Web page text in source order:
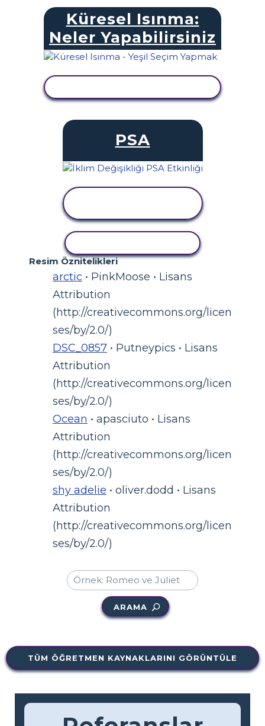
Küresel Isınma:
Neler Yapabilirsiniz
PSA
Resim Öznitelikleri
arctic • PinkMoose • Lisans
Attribution
(http://creativecommons.org/licen
ses/by/2.0/)
DSC_0857 • Putneypics • Lisans
Attribution
(http://creativecommons.org/licen
ses/by/2.0/)
Ocean • apasciuto • Lisans
Attribution
(http://creativecommons.org/licen
ses/by/2.0/)
shy adelie • oliver.dodd • Lisans
Attribution
(http://creativecommons.org/licen
ses/by/2.0/)
ARAMA
TÜM ÖĞRETMEN KAYNAKLARINI GÖRÜNTÜLE